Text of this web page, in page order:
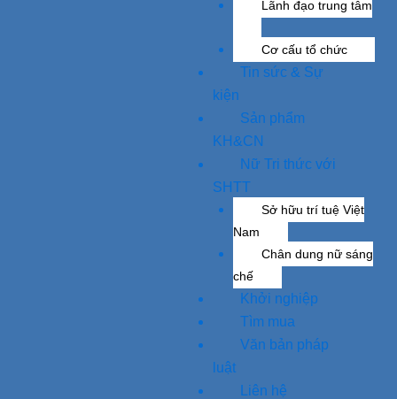
Lãnh đạo trung tâm
Cơ cấu tổ chức
Tin sức & Sự
kiện
Sản phẩm
KH&CN
Nữ Tri thức với
SHTT
Sở hữu trí tuệ Việt
Nam
Chân dung nữ sáng
chế
Khởi nghiệp
Tìm mua
Văn bản pháp
luật
Liên hệ